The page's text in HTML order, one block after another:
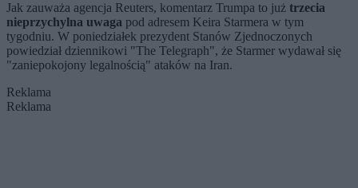
Jak zauważa agencja Reuters, komentarz Trumpa to już trzecia
nieprzychylna uwaga pod adresem Keira Starmera w tym
tygodniu. W poniedziałek prezydent Stanów Zjednoczonych
powiedział dziennikowi "The Telegraph", że Starmer wydawał się
"zaniepokojony legalnością" ataków na Iran.
Reklama
Reklama